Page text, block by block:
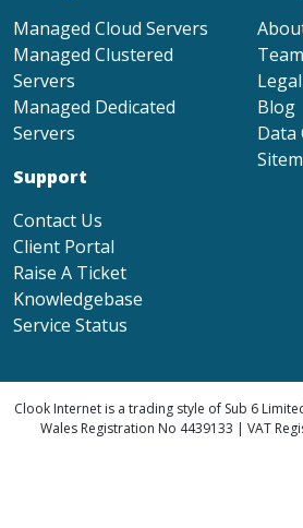
Managed Cloud Servers
Managed Clustered
Servers
Managed Dedicated
Servers
Support
Contact Us
Client Portal
Raise A Ticket
Knowledgebase
Service Status
Team
Blog
Data
Clook Internet is a trading style of Sub 6
Wales Registration No 4439133 | VAT